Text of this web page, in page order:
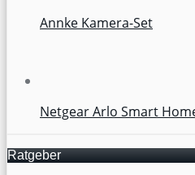
Annke Kamera-Set
Netgear Arlo Smart
Ratgeber